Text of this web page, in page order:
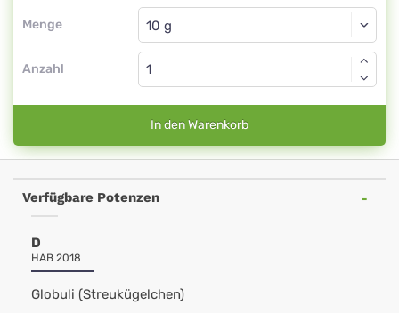
Menge
Globuli
Anzahl
In den Warenkorb
Verfügbare Potenzen
D
HAB 2018
Globuli (Streukügelchen)